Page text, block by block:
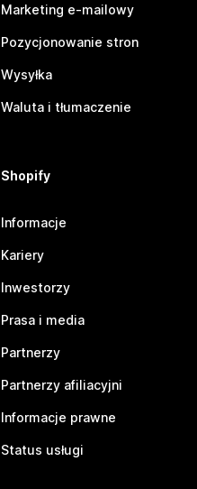
Marketing e-mailowy
Pozycjonowanie stron
Wysyłka
Waluta i tłumaczenie
Shopify
Informacje
Kariery
Inwestorzy
Prasa i media
Partnerzy
Partnerzy afiliacyjni
Informacje prawne
Status usługi